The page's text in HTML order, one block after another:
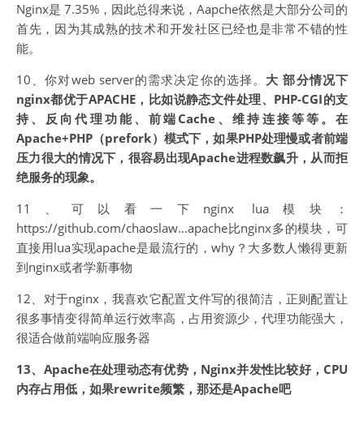
Nginx是 7.35%，因此总得来说，Aapche依然是大部分公司的
首先，因为其成熟的技术和开发社区已经也是非常不错的性
能。
10、你对web server的需求决定你的选择。 大 部分情况下
nginx都优于APACHE，比如说静态文件处理、PHP-CGI的支
持、反向代理功能、前端Cache、维持连接等等。在
Apache+PHP（prefork）模式下，如果PHP处理慢或者前端
压力很大的情况下，很容易出现Apache进程数飙升，从而拒
绝服务的现象。
11、可以看一下nginx lua模块：
https://github.com/chaoslaw…apache比nginx多的模块，可
直接用lua实现apache是最流行的，why？大多数人懒得更新
到nginx或者学新事物
12、对于nginx，我喜欢它配置文件写的很简洁，正则配置让
很多事情变得简单运行效率高，占用资源少，代理功能强大，
很适合做前端响应服务器
13、Apache在处理动态有优势，Nginx并发性比较好，CPU
内存占用低，如果rewrite频繁，那还是Apache吧